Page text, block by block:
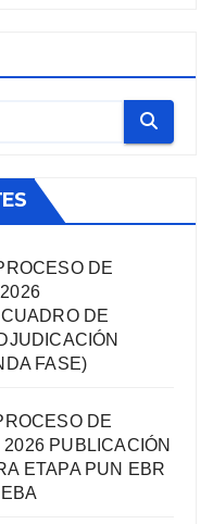
DE
DE
FASE)
DE
PUBLICACIÓN
ETAPA PUN EBR